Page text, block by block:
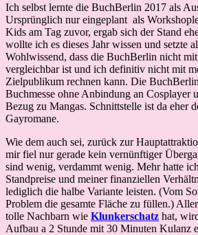
Ich selbst lernte die BuchBerlin 2017 als
Ursprünglich nur eingeplant als
Kids am Tag zuvor, ergab sich der Stand
wollte ich es dieses Jahr wissen und setzte
Wohlwissend, dass die BuchBerlin nicht
vergleichbar ist und ich definitiv nicht mit
Zielpublikum rechnen kann. Die
Buchmesse ohne Anbindung an Cosplayer
Bezug zu Mangas. Schnittstelle ist da eher
Gayromane.
Wie dem auch sei, zurück zur
mir fiel nur gerade kein vernünftiger
sind wenig, verdammt wenig. Mehr hatte
Standpreise und meiner finanziellen
lediglich die halbe Variante leisten. (Vom
Problem die gesamte Fläche zu füllen.)
tolle Nachbarn wie Klunkerschatz hat,
Aufbau a 2 Stunde mit 30 Minuten Kulanz